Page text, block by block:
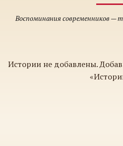
Воспоминания современников —
Истории не добавлены.